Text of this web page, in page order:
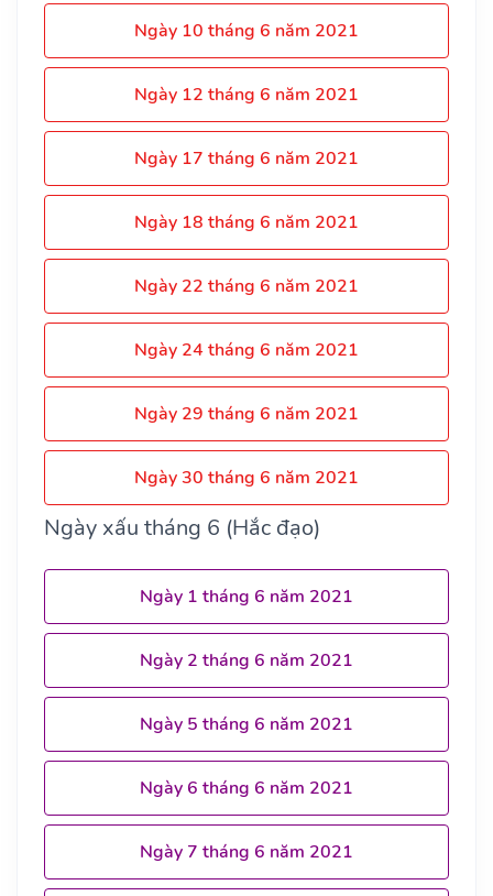
Ngày 10 tháng 6 năm 2021
Ngày 12 tháng 6 năm 2021
Ngày 17 tháng 6 năm 2021
Ngày 18 tháng 6 năm 2021
Ngày 22 tháng 6 năm 2021
Ngày 24 tháng 6 năm 2021
Ngày 29 tháng 6 năm 2021
Ngày 30 tháng 6 năm 2021
Ngày xấu tháng 6 (Hắc đạo)
Ngày 1 tháng 6 năm 2021
Ngày 2 tháng 6 năm 2021
Ngày 5 tháng 6 năm 2021
Ngày 6 tháng 6 năm 2021
Ngày 7 tháng 6 năm 2021